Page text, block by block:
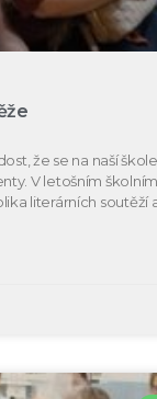
že se na naší
V letošním
literárních soutěží